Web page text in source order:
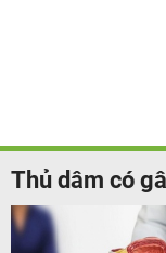
Thủ dâm có